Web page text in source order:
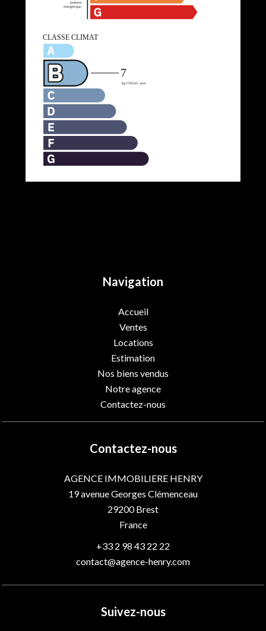
Navigation
Accueil
Ventes
Locations
Estimation
Nos biens vendus
Notre agence
Contactez-nous
Contactez-nous
AGENCE IMMOBILIERE HENRY
19 avenue Georges Clémenceau
29200Brest
France
+33 2 98 43 22 22
contact@agence-henry.com
Suivez-nous